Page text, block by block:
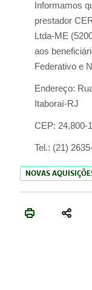
Informamos
prestador
Ltda-ME
aos
Federativo e
Endereço:
Itaboraí-RJ
CEP: 24.800-
Tel.: (21)
NOVAS